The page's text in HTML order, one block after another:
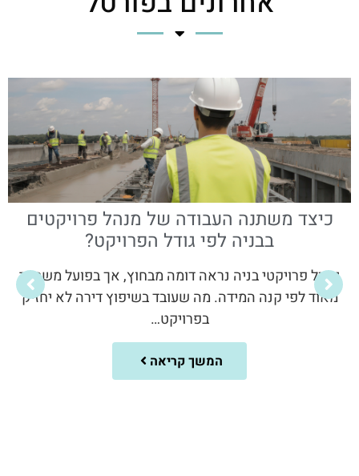
כיצד משתנה העבודה של מנהל פרויקטים
בבניה לפי גודל הפרויקט?
ניהול פרויקטי בניה נראה דומה מבחוץ, אך בפועל משתנה
מאוד לפי קנה המידה. מה שעובד בשיפוץ דירה לא יחזיק
בפרויקט…
המשך קריאה